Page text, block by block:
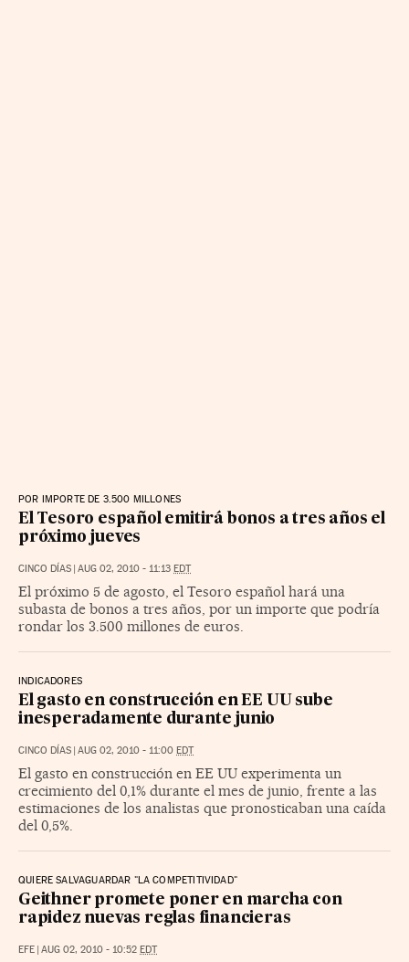
POR IMPORTE DE 3.500 MILLONES
El Tesoro español emitirá bonos a tres años el
próximo jueves
CINCO DÍAS | AUG 02, 2010 - 11:13 EDT
El próximo 5 de agosto, el Tesoro español hará una
subasta de bonos a tres años, por un importe que podría
rondar los 3.500 millones de euros.
INDICADORES
El gasto en construcción en EE UU sube
inesperadamente durante junio
CINCO DÍAS | AUG 02, 2010 - 11:00 EDT
El gasto en construcción en EE UU experimenta un
crecimiento del 0,1% durante el mes de junio, frente a las
estimaciones de los analistas que pronosticaban una caída
del 0,5%.
QUIERE SALVAGUARDAR "LA COMPETITIVIDAD"
Geithner promete poner en marcha con
rapidez nuevas reglas financieras
EFE | AUG 02, 2010 - 10:52 EDT